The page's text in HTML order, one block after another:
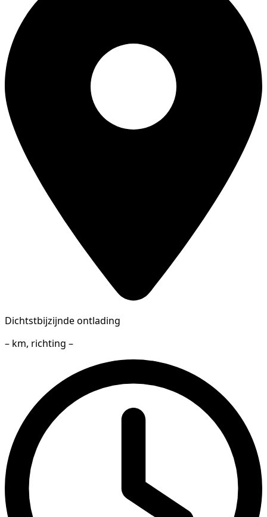
Dichtstbijzijnde ontlading
– km, richting –